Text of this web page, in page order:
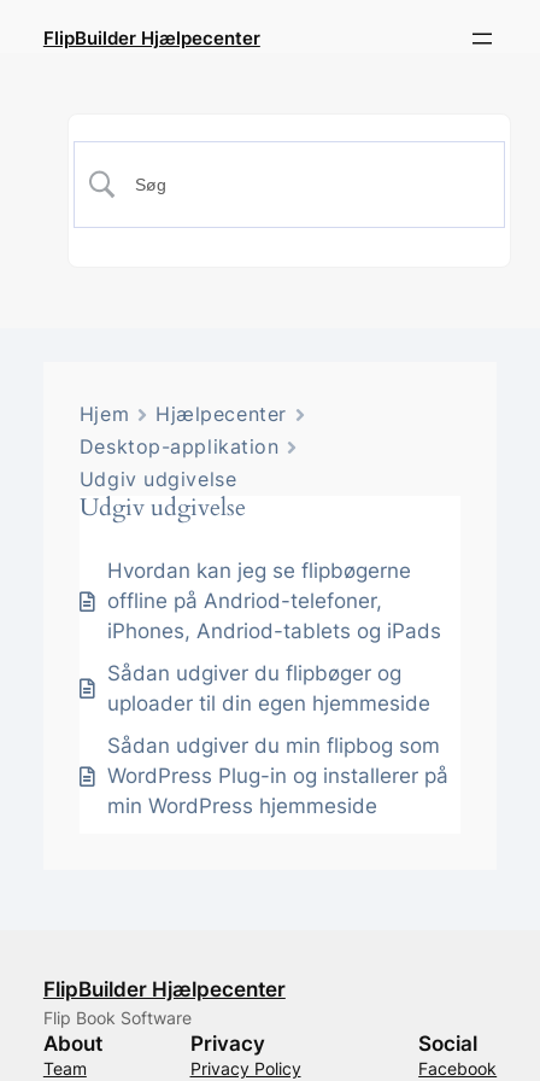
FlipBuilder Hjælpecenter
Hjem
Hjælpecenter
Desktop-applikation
Udgiv udgivelse
Udgiv udgivelse
Hvordan kan jeg se flipbøgerne
offline på Andriod-telefoner,
iPhones, Andriod-tablets og iPads
Sådan udgiver du flipbøger og
uploader til din egen hjemmeside
Sådan udgiver du min flipbog som
WordPress Plug-in og installerer på
min WordPress hjemmeside
FlipBuilder Hjælpecenter
Flip Book Software
About
Team
Privacy
Privacy Policy
Social
Facebook